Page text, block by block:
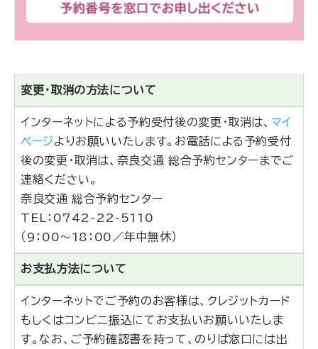
変更・取消の方法について
インターネットによる予約受付後の変更・取消は、 マイ
ページよりお願いいたします。お電話による予約受付
後の変更・取消は、奈良交通 総合予約センターまでご
連絡ください。
奈良交通 総合予約センター
TEL： 0742-22-5110
（9：00～18：00／年中無休）
お支払方法について
インターネットでご予約のお客様は、クレジットカード
もしくはコンビニ振込にてお支払いお願いいたしま
す。なお、ご予約確認書を持って、のりば窓口には出